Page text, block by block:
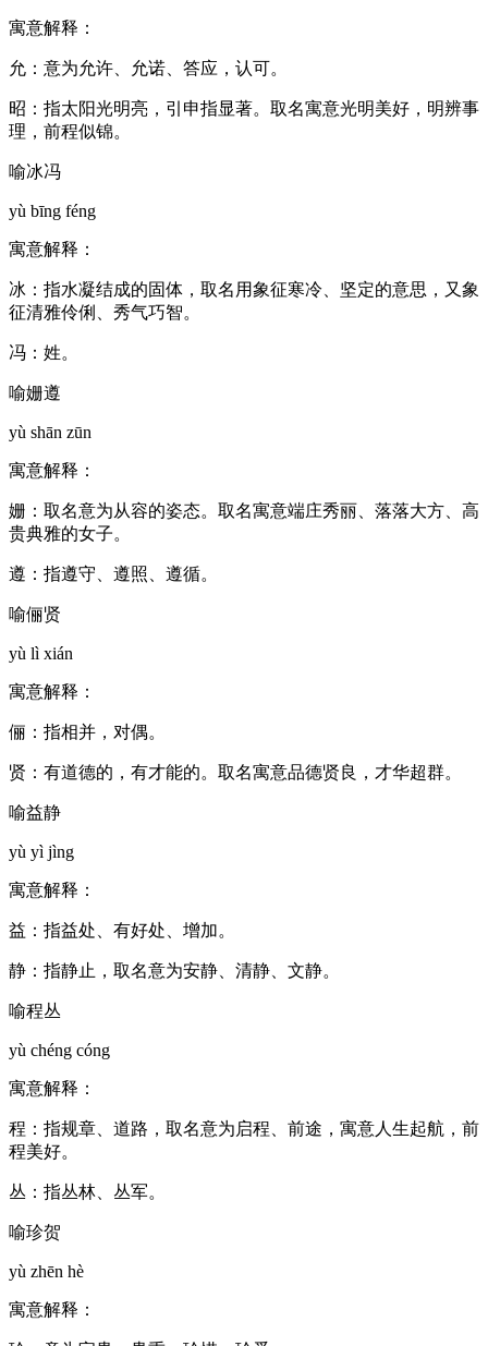
寓意解释：
允：意为允许、允诺、答应，认可。
昭：指太阳光明亮，引申指显著。取名寓意光明美好，明辨事
理，前程似锦。
喻冰冯
yù bīng féng
寓意解释：
冰：指水凝结成的固体，取名用象征寒冷、坚定的意思，又象
征清雅伶俐、秀气巧智。
冯：姓。
喻姗遵
yù shān zūn
寓意解释：
姗：取名意为从容的姿态。取名寓意端庄秀丽、落落大方、高
贵典雅的女子。
遵：指遵守、遵照、遵循。
喻俪贤
yù lì xián
寓意解释：
俪：指相并，对偶。
贤：有道德的，有才能的。取名寓意品德贤良，才华超群。
喻益静
yù yì jìng
寓意解释：
益：指益处、有好处、增加。
静：指静止，取名意为安静、清静、文静。
喻程丛
yù chéng cóng
寓意解释：
程：指规章、道路，取名意为启程、前途，寓意人生起航，前
程美好。
丛：指丛林、丛军。
喻珍贺
yù zhēn hè
寓意解释：